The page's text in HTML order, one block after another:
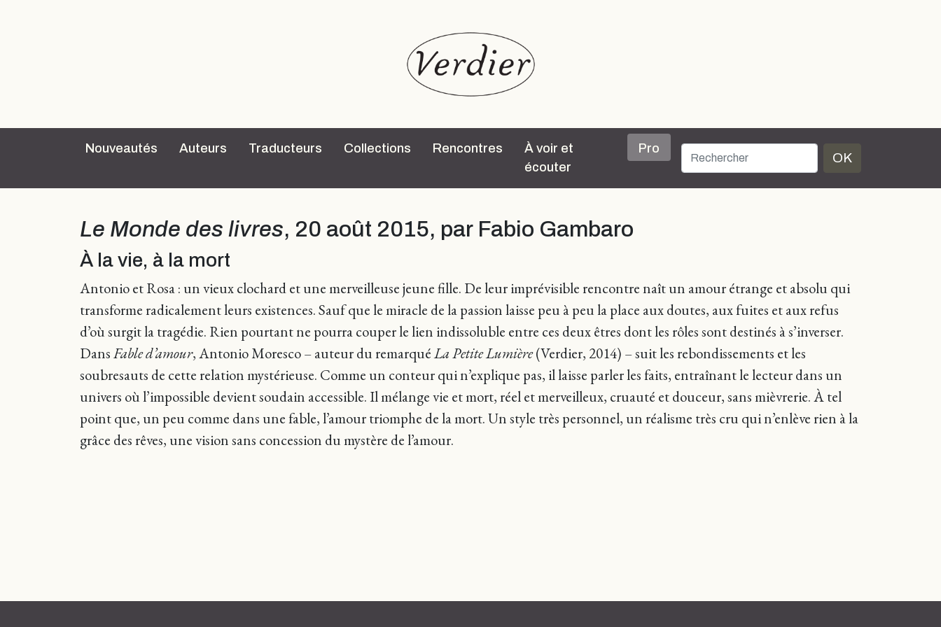
Nouveautés Auteurs Traducteurs Collections Rencontres
À voir et
écouter
Pro
OK
Le Monde des livres, 20 août 2015, par Fabio Gambaro
À la vie, à la mort
Antonio et Rosa : un vieux clochard et une merveilleuse jeune fille. De leur imprévisible rencontre naît un amour étrange et absolu qui
transforme radicalement leurs existences. Sauf que le miracle de la passion laisse peu à peu la place aux doutes, aux fuites et aux refus
d’où surgit la tragédie. Rien pourtant ne pourra couper le lien indissoluble entre ces deux êtres dont les rôles sont destinés à s’inverser.
DansFable d’amour, Antonio Moresco – auteur du remarquéLa Petite Lumière(Verdier, 2014) – suit les rebondissements et les
soubresauts de cette relation mystérieuse. Comme un conteur qui n’explique pas, il laisse parler les faits, entraînant le lecteur dans un
univers où l’impossible devient soudain accessible. Il mélange vie et mort, réel et merveilleux, cruauté et douceur, sans mièvrerie. À tel
point que, un peu comme dans une fable, l’amour triomphe de la mort. Un style très personnel, un réalisme très cru qui n’enlève rien à la
grâce des rêves, une vision sans concession du mystère de l’amour.